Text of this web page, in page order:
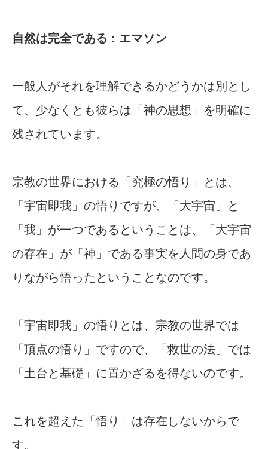
自然は完全である : エマソン
一般人がそれを理解できるかどうかは別とし
て、少なくとも彼らは「神の思想」を明確に
残されています。
宗教の世界における「究極の悟り」とは、
「宇宙即我」の悟りですが、「大宇宙」と
「我」が一つであるということは、「大宇宙
の存在」が「神」である事実を人間の身であ
りながら悟ったということなのです。
「宇宙即我」の悟りとは、宗教の世界では
「頂点の悟り」ですので、「救世の法」では
「土台と基礎」に置かざるを得ないのです。
これを超えた「悟り」は存在しないからで
す。